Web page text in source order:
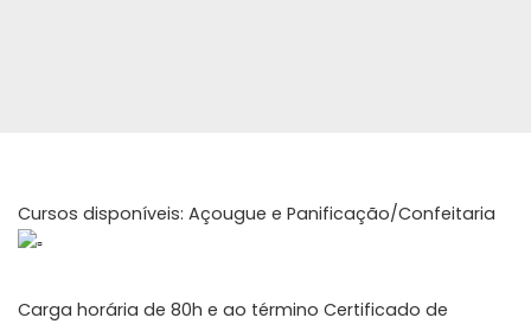
Cursos disponíveis: Açougue e Panificação/Confeitaria
Carga horária de 80h e ao término Certificado de